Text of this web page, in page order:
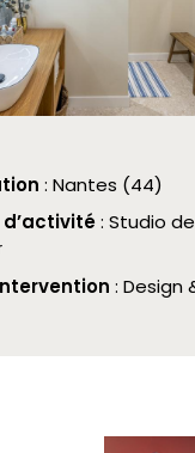
: Nantes (44)
: Studio
: Design